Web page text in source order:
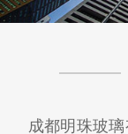
成都明珠玻